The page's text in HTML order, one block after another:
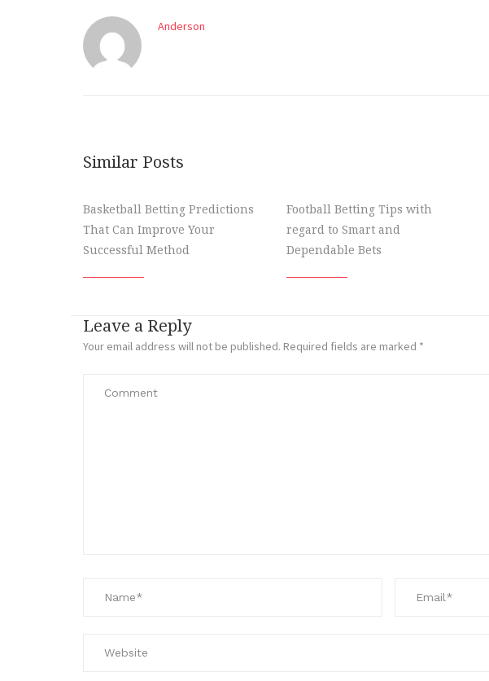
Anderson
Similar Posts
Basketball Betting Predictions
That Can Improve Your
Successful Method
Football Betting Tips with
regard to Smart and
Dependable Bets
Leave a Reply
Your email address will not be published. Required fields are marked *